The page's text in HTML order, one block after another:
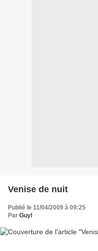
Venise de nuit
Publié le 11/04/2009 à 09:25
Par Guyl